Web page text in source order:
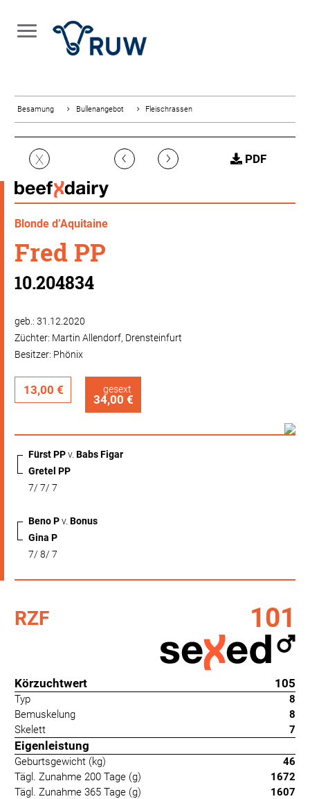
Besamung Bullenangebot Fleischrassen
X ‹ › PDF
Blonde d’Aquitaine
Fred PP
10.204834
geb.: 31.12.2020
Züchter: Martin Allendorf, Drensteinfurt
Besitzer: Phönix
13,00 € gesext
34,00 €
Fürst PPv. Babs Figar
Gretel PP
7/ 7/ 7
Beno Pv. Bonus
Gina P
7/ 8/ 7
RZF 101
Körzuchtwert 105
Typ
8
Bemuskelung
8
Skelett
7
Eigenleistung
Geburtsgewicht (kg)
46
Tägl. Zunahme 200 Tage (g)
1672
Tägl. Zunahme 365 Tage (g)
1607